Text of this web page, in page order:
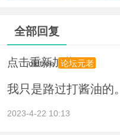
全部回复
点击重新加载
oldtree 论坛元老
我只是路过打酱油的。
2023-4-22 10:13